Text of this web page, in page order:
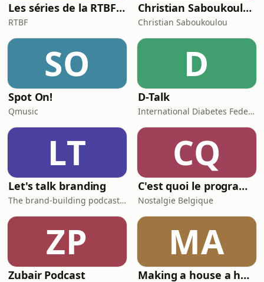
Les séries de la RTBF : Histoire(s)
RTBF
Christian Saboukoulou
Christian Saboukoulou
SO
Spot On!
Qmusic
D
D-Talk
International Diabetes Federation
LT
Let's talk branding
The brand-building podcast by Stef Hamerlinck
CQ
C'est quoi le programme au cinéma ?
Nostalgie Belgique
ZP
Zubair Podcast
MA
Making a house a home